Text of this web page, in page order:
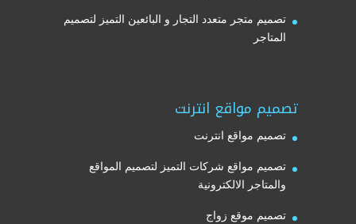
تصميم متجر متعدد التجار و البائعين التميز لتصميم
المتاجر
تصميم مواقع انترنت
تصميم مواقع انترنت
تصميم مواقع شركات التميز لتصميم المواقع
والمتاجر الالكترونية
تصميم موقع زواج